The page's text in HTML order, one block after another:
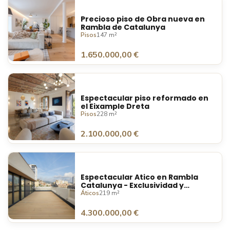
Precioso piso de Obra nueva en
Rambla de Catalunya
Pisos147 m²
1.650.000,00 €
Espectacular piso reformado en
el Eixample Dreta
Pisos228 m²
2.100.000,00 €
Espectacular Atico en Rambla
Catalunya - Exclusividad y
sofisticación en el corazón de
Áticos219 m²
4.300.000,00 €